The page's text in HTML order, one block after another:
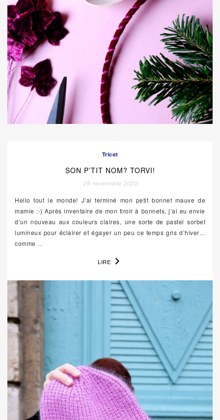
Tricot
SON P’TIT NOM? TORVI!
29 novembre 2020
Hello tout le monde! J’ai terminé mon petit bonnet mauve de
mamie :-) Après inventaire de mon tiroir à bonnets, j’ai eu envie
d’un nouveau aux couleurs claires, une sorte de pastel sorbet
lumineux pour éclairer et égayer un peu ce temps gris d’hiver…
comme …
LIRE